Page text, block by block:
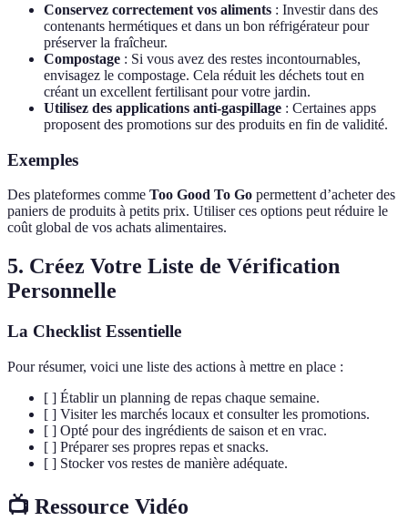
Conservez correctement vos aliments : Investir dans des
contenants hermétiques et dans un bon réfrigérateur pour
préserver la fraîcheur.
Compostage : Si vous avez des restes incontournables,
envisagez le compostage. Cela réduit les déchets tout en
créant un excellent fertilisant pour votre jardin.
Utilisez des applications anti-gaspillage : Certaines apps
proposent des promotions sur des produits en fin de validité.
Exemples
Des plateformes comme Too Good To Go permettent d’acheter des
paniers de produits à petits prix. Utiliser ces options peut réduire le
coût global de vos achats alimentaires.
5. Créez Votre Liste de Vérification
Personnelle
La Checklist Essentielle
Pour résumer, voici une liste des actions à mettre en place :
[ ] Établir un planning de repas chaque semaine.
[ ] Visiter les marchés locaux et consulter les promotions.
[ ] Opté pour des ingrédients de saison et en vrac.
[ ] Préparer ses propres repas et snacks.
[ ] Stocker vos restes de manière adéquate.
📺 Ressource Vidéo